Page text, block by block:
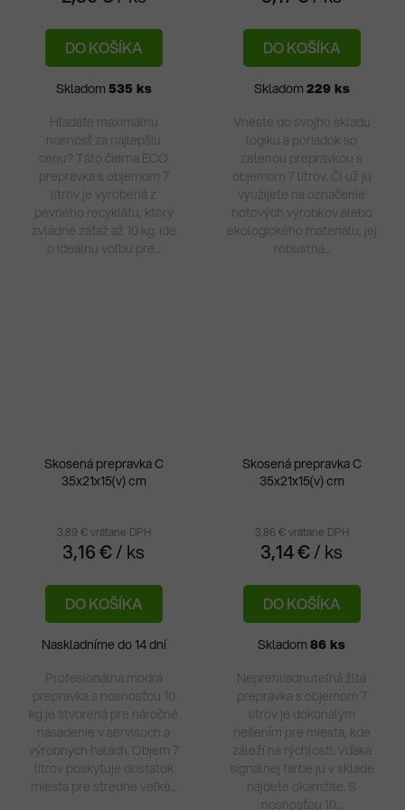
DO KOŠÍKA
Skladom 535 ks
Hľadáte maximálnu
nosnosť za najlepšiu
cenu? Táto čierna ECO
prepravka s objemom 7
litrov je vyrobená z
pevného recyklátu, ktorý
zvládne záťaž až 10 kg. Ide
o ideálnu voľbu pre...
DO KOŠÍKA
Skladom 229 ks
Vneste do svojho skladu
logiku a poriadok so
zelenou prepravkou s
objemom 7 litrov. Či už ju
využijete na označenie
hotových výrobkov alebo
ekologického materiálu, jej
robustná...
Skosená prepravka C
35x21x15(v) cm
3,89 € vrátane DPH
3,16 €/ ks
DO KOŠÍKA
Naskladníme do 14 dní
Profesionálna modrá
prepravka s nosnosťou 10
kg je stvorená pre náročné
nasadenie v servisoch a
výrobných halách. Objem 7
litrov poskytuje dostatok
miesta pre stredne veľké...
Skosená prepravka C
35x21x15(v) cm
3,86 € vrátane DPH
3,14 €/ ks
DO KOŠÍKA
Skladom 86 ks
Neprehliadnuteľná žltá
prepravka s objemom 7
litrov je dokonalým
riešením pre miesta, kde
záleží na rýchlosti. Vďaka
signálnej farbe ju v sklade
nájdete okamžite. S
nosnosťou 10...